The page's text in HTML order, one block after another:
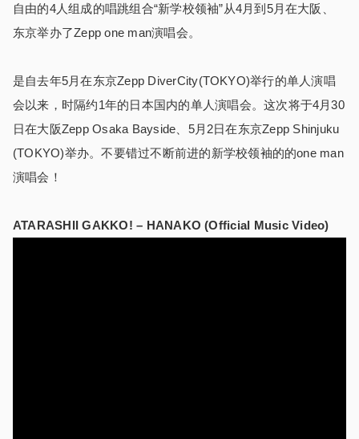
自由的4人组成的唱跳组合“新学校领袖”从4月到5月在大阪、
东京举办了Zepp one man演唱会。
是自去年5月在东京Zepp DiverCity(TOKYO)举行的单人演唱
会以来，时隔约1年的日本国内的单人演唱会。这次将于4月30
日在大阪Zepp Osaka Bayside、5月2日在东京Zepp Shinjuku
(TOKYO)举办。不要错过不断前进的新学校领袖的的one man
演唱会！
ATARASHII GAKKO! – HANAKO (Official Music Video)